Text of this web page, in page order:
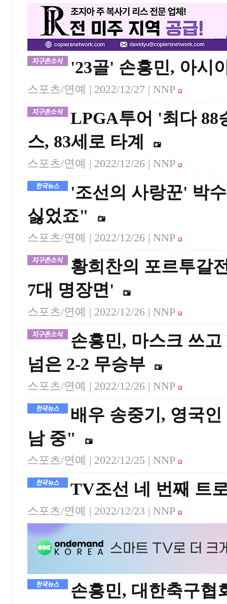
'23골' 손흥민, 아시
스포츠/연예 | 2022/12/27 | NNP
LPGA투어 '최다 88
스, 83세로 타계
스포츠/연예 | 2022/12/26 | NNP
'조선의 사랑꾼' 박
싫었죠"
스포츠/연예 | 2022/12/26 | NNP
황희찬의 포르투갈
7대 명장면'
스포츠/연예 | 2022/12/26 | NNP
손흥민, 마스크 쓰
넘은 2-2 무승부
스포츠/연예 | 2022/12/26 | NNP
배우 송중기, 영국
남 중"
스포츠/연예 | 2022/12/25 | NNP
TV조선 네 번째 트
스포츠/연예 | 2022/12/23 | NNP
손흥민, 대한축구협